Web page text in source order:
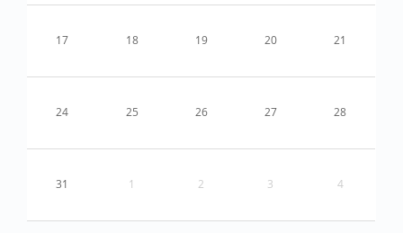
17 18 19 20 21
24 25 26 27 28
31 1 2 3 4